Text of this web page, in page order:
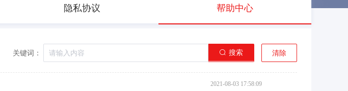
隐私协议 帮助中心
关键词： 搜索 清除
2021-08-03 17:58:09